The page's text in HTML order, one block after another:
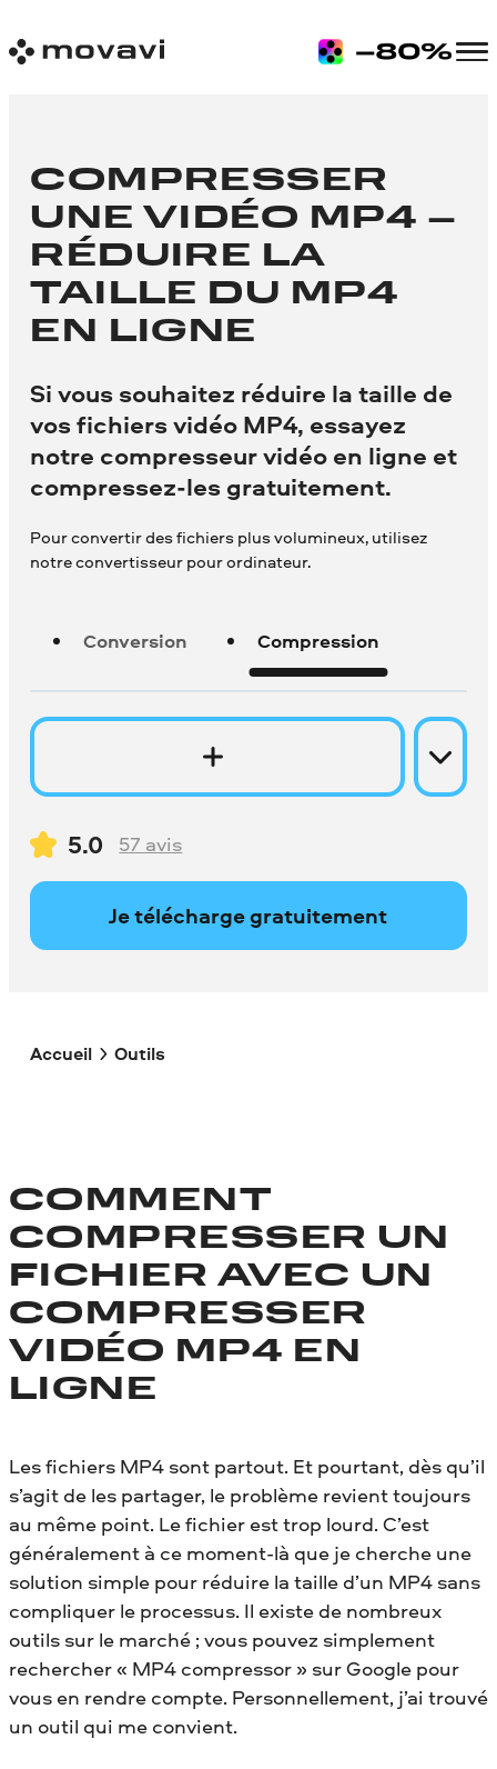
COMPRESSER
UNE VIDÉO MP4 –
RÉDUIRE LA
TAILLE DU MP4
EN LIGNE
Si vous souhaitez réduire la taille de
vos fichiers vidéo MP4, essayez
notre compresseur vidéo en ligne et
compressez-les gratuitement.
Pour convertir des fichiers plus volumineux, utilisez
notre convertisseur pour ordinateur.
Conversion Compression
5.0 57 avis
Je télécharge gratuitement
Accueil Outils
COMMENT
COMPRESSER UN
FICHIER AVEC UN
COMPRESSER
VIDÉO MP4 EN
LIGNE
Les fichiers MP4 sont partout. Et pourtant, dès qu’il
s’agit de les partager, le problème revient toujours
au même point. Le fichier est trop lourd. C’est
généralement à ce moment-là que je cherche une
solution simple pour réduire la taille d’un MP4 sans
compliquer le processus. Il existe de nombreux
outils sur le marché ; vous pouvez simplement
rechercher « MP4 compressor » sur Google pour
vous en rendre compte. Personnellement, j’ai trouvé
un outil qui me convient.